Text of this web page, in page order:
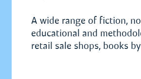
A wide range of fiction,
educational and
retail sale shops, books